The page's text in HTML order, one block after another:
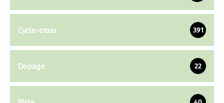
Cyclo-cross 391
Dopage 22